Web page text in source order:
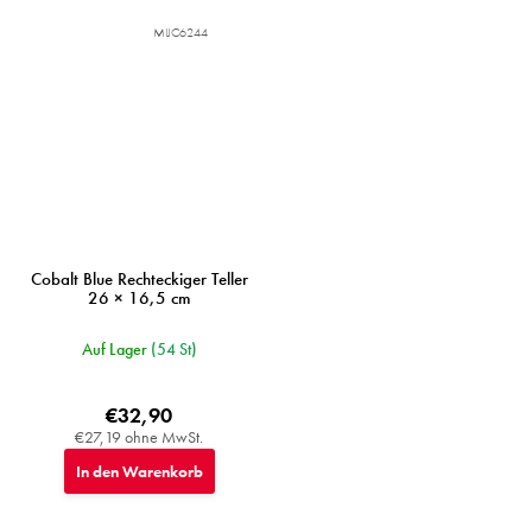
Cobalt Blue Rechteckiger Teller
26 × 16,5 cm
Auf Lager (54 St)
€27,19 ohne MwSt.
€32,90
In den Warenkorb
MIJC6244